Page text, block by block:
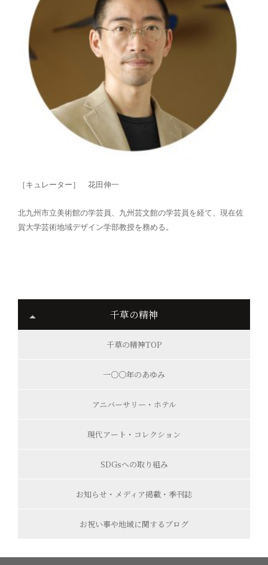
［キュレーター］ 花田伸一
北九州市立美術館の学芸員、九州芸文館の学芸員を経て、現在佐
賀大学芸術地域デザイン学部教授を務める 。
千草の精神
千草の精神TOP
一○○年のあゆみ
アニバーサリー・ホテル
現代アート・コレクション
SDGsへの取り組み
お知らせ・メディア掲載・季刊誌
お祝い事や地域に関するブログ